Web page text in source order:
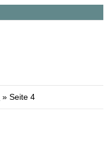
Seite 4